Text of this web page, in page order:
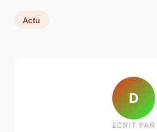
Actu
D
ECRIT PAR